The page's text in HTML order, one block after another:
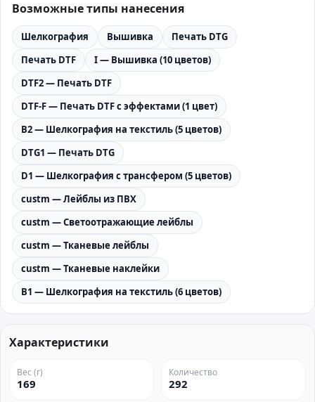
Возможные типы нанесения
Шелкография Вышивка
Печать DTG
Печать DTF
I — Вышивка (10 цветов)
DTF2 — Печать DTF
DTF-F — Печать DTF с эффектами (1 цвет)
B2 — Шелкография на текстиль (5 цветов)
DTG1 — Печать DTG
D1 — Шелкография с трансфером (5 цветов)
custm — Лейблы из ПВХ
custm — Светоотражающие лейблы
custm — Тканевые лейблы
custm — Тканевые наклейки
B1 — Шелкография на текстиль (6 цветов)
Характеристики
Вес (г)
169
Количество
292